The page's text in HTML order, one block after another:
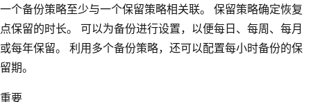
一个备份策略至少与一个保留策略相关联。 保留策略确定恢复
点保留的时长。 可以为备份进行设置，以便每日、每周、每月
或每年保留。 利用多个备份策略，还可以配置每小时备份的保
留期。
重要